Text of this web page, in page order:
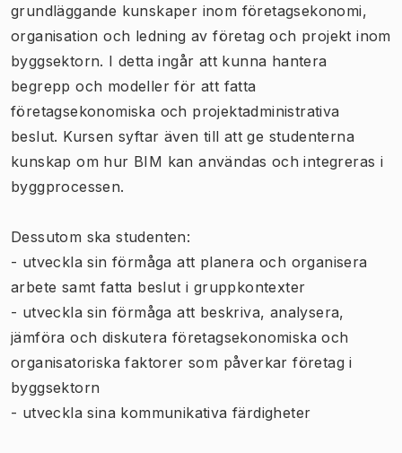
grundläggande kunskaper inom företagsekonomi,
organisation och ledning av företag och projekt inom
byggsektorn. I detta ingår att kunna hantera
begrepp och modeller för att fatta
företagsekonomiska och projektadministrativa
beslut. Kursen syftar även till att ge studenterna
kunskap om hur BIM kan användas och integreras i
byggprocessen.
Dessutom ska studenten:
- utveckla sin förmåga att planera och organisera
arbete samt fatta beslut i gruppkontexter
- utveckla sin förmåga att beskriva, analysera,
jämföra och diskutera företagsekonomiska och
organisatoriska faktorer som påverkar företag i
byggsektorn
- utveckla sina kommunikativa färdigheter